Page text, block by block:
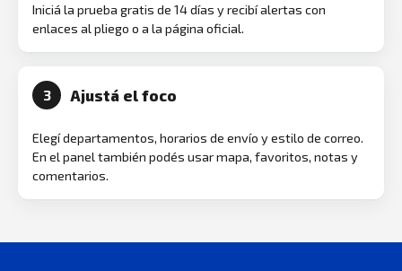
Iniciá la prueba gratis de 14 días y recibí alertas con
enlaces al pliego o a la página oficial.
3 Ajustá el foco
Elegí departamentos, horarios de envío y estilo de correo.
En el panel también podés usar mapa, favoritos, notas y
comentarios.